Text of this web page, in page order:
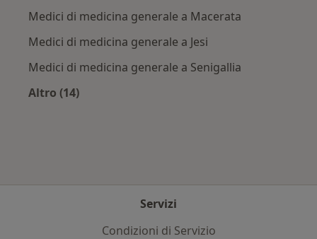
Medici di medicina generale a Macerata
Medici di medicina generale a Jesi
Medici di medicina generale a Senigallia
Altro (14)
Servizi
Condizioni di Servizio